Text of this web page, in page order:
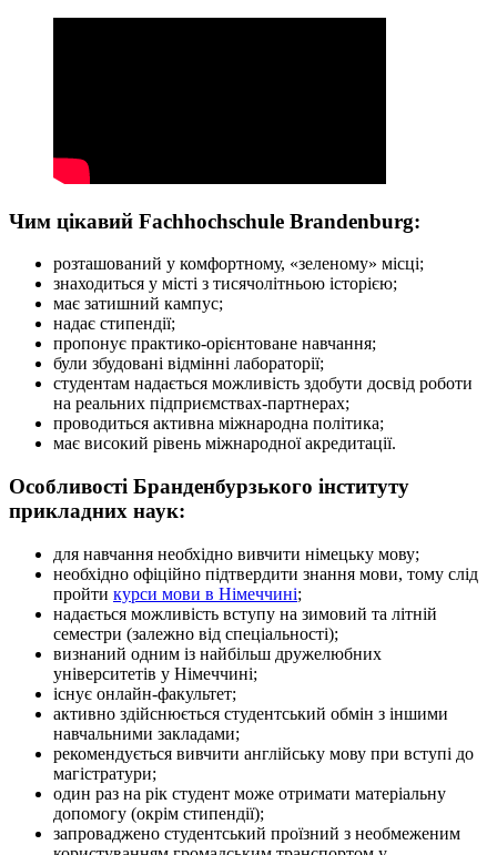
Чим цікавий Fachhochschule Brandenburg:
розташований у комфортному, «зеленому» місці;
знаходиться у місті з тисячолітньою історією;
має затишний кампус;
надає стипендії;
пропонує практико-орієнтоване навчання;
були збудовані відмінні лабораторії;
студентам надається можливість здобути досвід роботи
на реальних підприємствах-партнерах;
проводиться активна міжнародна політика;
має високий рівень міжнародної акредитації.
Особливості Бранденбурзького інституту
прикладних наук:
для навчання необхідно вивчити німецьку мову;
необхідно офіційно підтвердити знання мови, тому слід
пройти курси мови в Німеччині;
надається можливість вступу на зимовий та літній
семестри (залежно від спеціальності);
визнаний одним із найбільш дружелюбних
університетів у Німеччині;
існує онлайн-факультет;
активно здійснюється студентський обмін з іншими
навчальними закладами;
рекомендується вивчити англійську мову при вступі до
магістратури;
один раз на рік студент може отримати матеріальну
допомогу (окрім стипендії);
запроваджено студентський проїзний з необмеженим